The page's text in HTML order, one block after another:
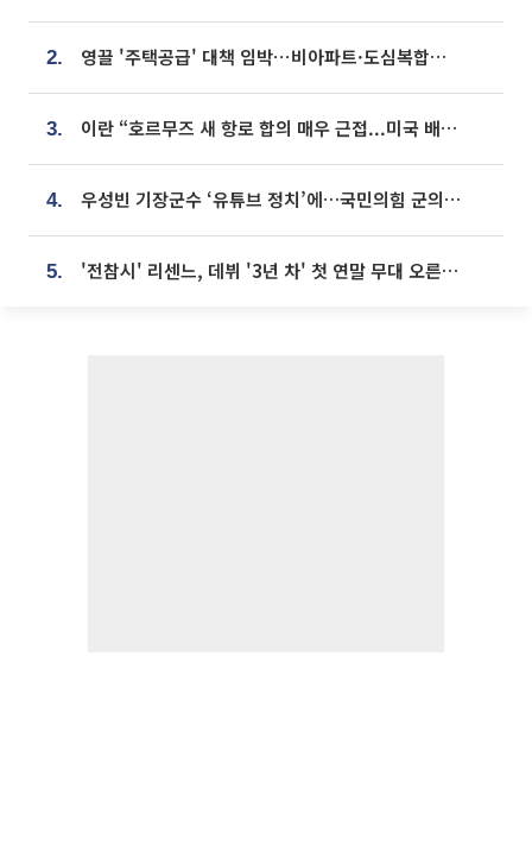
2. 영끌 '주택공급' 대책 임박⋯비아파트·도심복합까지 총동원
3. 이란 “호르무즈 새 항로 합의 매우 근접...미국 배상 먼저”
4. 우성빈 기장군수 ‘유튜브 정치’에…국민의힘 군의원들 집단 반발
5. '전참시' 리센느, 데뷔 '3년 차' 첫 연말 무대 오른다⋯"그동안 섭외 안 와"